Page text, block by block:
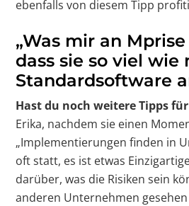
ebenfalls von diesem Tipp
„Was mir an
dass sie so viel
Standardsoftware
Hast du noch weitere Tipps
Erika, nachdem sie einen
„Implementierungen finden in
oft statt, es ist etwas
darüber, was die Risiken sein
anderen Unternehmen